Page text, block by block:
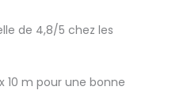
de 4,8/5 chez les
10 m pour une bonne